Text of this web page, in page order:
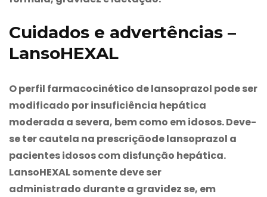
Cuidados e advertências –
LansoHEXAL
O perfil farmacocinético de lansoprazol pode ser
modificado por insuficiência hepática
moderada a severa, bem como em idosos. Deve-
se ter cautela na prescriçãode lansoprazol a
pacientes idosos com disfunção hepática.
LansoHEXALsomente deve ser
administrado durante a gravidez se, em